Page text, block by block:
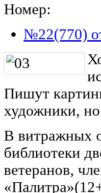
Номер:
№22(770)
Пишут
художники, но
В витражных
библиотеки
ветеранов,